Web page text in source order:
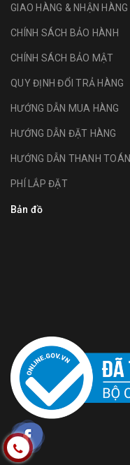
GIAO HÀNG & NHẬN HÀNG
CHÍNH SÁCH BẢO HÀNH
CHÍNH SÁCH BẢO MẬT
QUY ĐỊNH ĐỔI TRẢ HÀNG
HƯỚNG DẪN MUA HÀNG
HƯỚNG DẪN ĐẶT HÀNG
HƯỚNG DẪN THANH TOÁN
PHÍ LẮP ĐẶT
Bản đồ